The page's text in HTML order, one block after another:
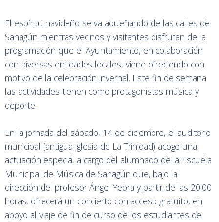
El espíritu navideño se va adueñando de las calles de
Sahagún mientras vecinos y visitantes disfrutan de la
programación que el Ayuntamiento, en colaboración
con diversas entidades locales, viene ofreciendo con
motivo de la celebración invernal. Este fin de semana
las actividades tienen como protagonistas música y
deporte.
En la jornada del sábado, 14 de diciembre, el auditorio
municipal (antigua iglesia de La Trinidad) acoge una
actuación especial a cargo del alumnado de la Escuela
Municipal de Música de Sahagún que, bajo la
dirección del profesor Ángel Yebra y partir de las 20:00
horas, ofrecerá un concierto con acceso gratuito, en
apoyo al viaje de fin de curso de los estudiantes de